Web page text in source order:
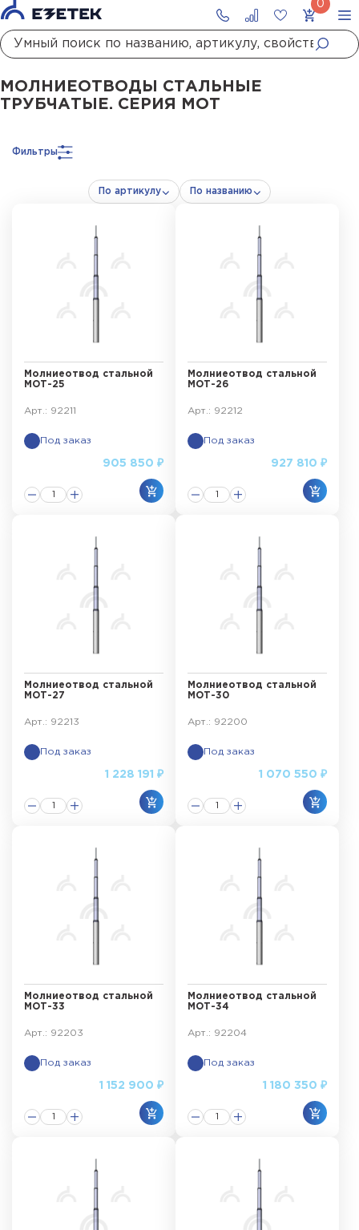
ГлавнаяКаталог Стержневые молниеотводы и мачты
МОЛНИЕОТВОДЫ СТАЛЬНЫЕ
ТРУБЧАТЫЕ. СЕРИЯ МОТ
Фильтры
По артикулу По названию
Молниеотвод стальной
МОТ-25
Арт.: 92211
Под заказ
905 850 ₽
Молниеотвод стальной
МОТ-26
Арт.: 92212
Под заказ
927 810 ₽
Молниеотвод стальной
МОТ-27
Арт.: 92213
Под заказ
1 228 191 ₽
Молниеотвод стальной
МОТ-30
Арт.: 92200
Под заказ
1 070 550 ₽
Молниеотвод стальной
МОТ-33
Арт.: 92203
Под заказ
1 152 900 ₽
Молниеотвод стальной
МОТ-34
Арт.: 92204
Под заказ
1 180 350 ₽